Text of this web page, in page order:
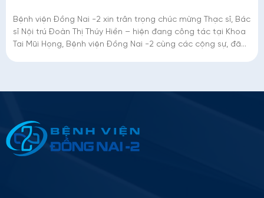
Bệnh viện Đồng Nai -2 xin trân trọng chúc mừng Thạc sĩ, Bác
sĩ Nội trú Đoàn Thị Thúy Hiền – hiện đang công tác tại Khoa
Tai Mũi Họng, Bệnh viện Đồng Nai -2 cùng các cộng sự, đã
Please